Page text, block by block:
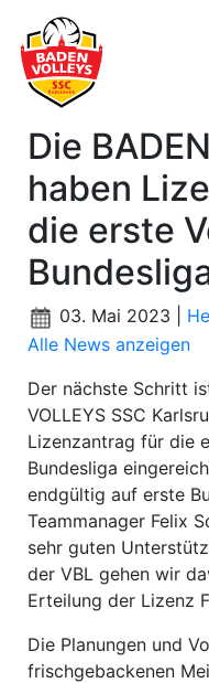
Die
haben
die erste
03. Mai 2023 |
Alle News anzeigen
Der nächste Schritt
VOLLEYS SSC
Lizenzantrag für die
Bundesliga
endgültig auf erste
Teammanager Felix
sehr guten
der VBL gehen wir
Erteilung der Lizenz
Die Planungen und
frischgebackenen